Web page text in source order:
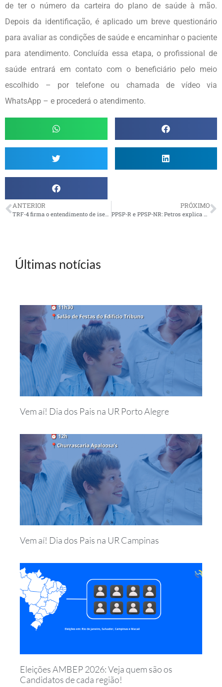
de ter o número da carteira do plano de saúde à mão.
Depois da identificação, é aplicado um breve questionário
para avaliar as condições de saúde e encaminhar o paciente
para atendimento. Concluída essa etapa, o profissional de
saúde entrará em contato com o beneficiário pelo meio
escolhido – por telefone ou chamada de vídeo via
WhatsApp – e procederá o atendimento.
ANTERIOR PRÓXIMO
Últimas notícias
Vem aí! Dia dos Pais na UR Porto Alegre
Vem aí! Dia dos Pais na UR Campinas
Eleições AMBEP 2026: Veja quem são os
Candidatos de cada região!